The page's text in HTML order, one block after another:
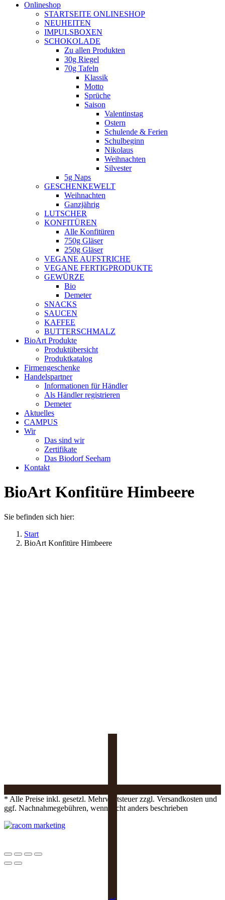
Onlineshop
STARTSEITE ONLINESHOP
NEUHEITEN
IMPULSBOXEN
SCHOKOLADE
Zu allen Produkten
30g Riegel
70g Tafeln
Klassik
Motto
Sprüche
Saison
Valentinstag
Ostern
Schulende & Ferien
Schulbeginn
Nikolaus
Weihnachten
Silvester
5g Naps
GESCHENKEWELT
Weihnachten
Ganzjährig
LUTSCHER
KONFITÜREN
Alle Konfitüren
750g Gläser
250g Gläser
VEGANE AUFSTRICHE
VEGANE FERTIGPRODUKTE
GEWÜRZE
Bio
Demeter
SNACKS
SAUCEN
KAFFEE
BUTTERSCHMALZ
BioArt Produkte
Produktübersicht
Produktkatalog
Firmengeschenke
Handelspartner
Informationen für Händler
Als Händler registrieren
Demeter
Aktuelles
CAMPUS
Wir
Das sind wir
Zertifikate
Das Biodorf Seeham
Kontakt
BioArt Konfitüre Himbeere
Sie befinden sich hier:
Start
BioArt Konfitüre Himbeere
* Alle Preise inkl. gesetzl. Mehrwertsteuer zzgl. Versandkosten und
ggf. Nachnahmegebühren, wenn nicht anders beschrieben